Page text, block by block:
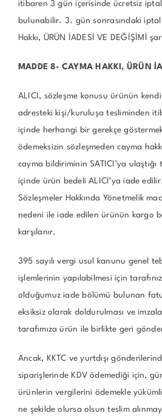
itibaren 3 gün içerisinde ücretsiz
bulunabilir. 3. gün sonrasındaki
Hakkı, ÜRÜN İADESİ VE DEĞİŞİMİ
MADDE 8- CAYMA HAKKI, ÜRÜN
ALICI, sözleşme konusu ürünün
adresteki kişi/kuruluşa tesliminden
içinde herhangi bir gerekçe
ödemeksizin sözleşmeden cayma
cayma bildiriminin SATICI’ya
içinde ürün bedeli ALICI’ya iade
Sözleşmeler Hakkında Yönetmelik
nedeni ile iade edilen ürünün kargo
karşılanır.
395 sayılı vergi usul kanunu genel
işlemlerinin yapılabilmesi için
olduğumuz iade bölümü bulunan
eksiksiz olarak doldurulması ve
tarafımıza ürün ile birlikte geri
Ancak, KKTC ve yurtdışı
siparişlerinde KDV ödemediği için,
ürünlerin vergilerini ödemekle
ne şekilde olursa olsun teslim